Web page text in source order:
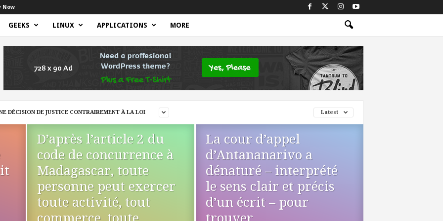
Now
GEEKS LINUX APPLICATIONS MORE
DÉCISION DE JUSTICE CONTRAIREMENT À LA LOI Latest
D’après l’article 2 du
code de concurrence à
Madagascar, toute
personne peut exercer
toute activité, tout
commerce, toute
La cour d’appel
d’Antananarivo a
dénaturé – interprété
le sens clair et précis
d’un écrit – pour
trouver...